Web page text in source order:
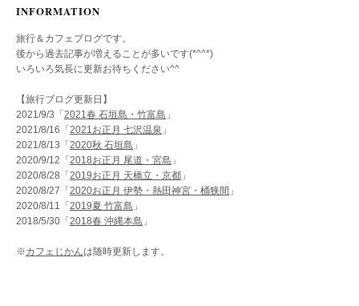
INFORMATION
旅行＆カフェブログです。
後から過去記事が増えることが多いです(*^^*)
いろいろ気長に更新お待ちください^^
【旅行ブログ更新日】
2021/9/3「2021春 石垣島・竹富島 」
2021/8/16「2021お正月 七沢温泉 」
2021/8/13「2020秋 石垣島 」
2020/9/12「2018お正月 尾道・宮島 」
2020/8/28「2019お正月 天橋立・京都 」
2020/8/27「2020お正月 伊勢・熱田神宮・桶狭間 」
2020/8/11「2019夏 竹富島 」
2018/5/30「2018春 沖縄本島 」
※カフェじかんは随時更新します。